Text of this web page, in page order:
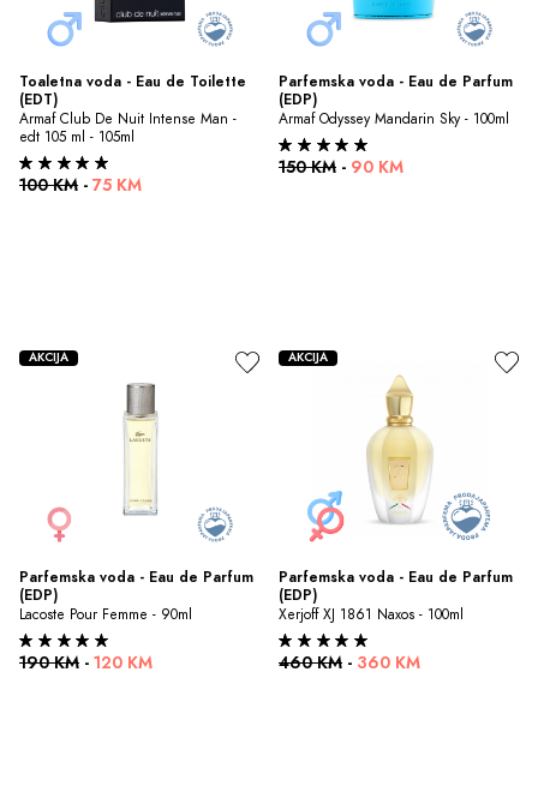
Toaletna voda - Eau de Toilette
(EDT)
Armaf Club De Nuit Intense Man -
edt 105 ml - 105ml
100 KM - 75 KM
Parfemska voda - Eau de Parfum
(EDP)
Armaf Odyssey Mandarin Sky - 100ml
150 KM - 90 KM
Parfemska voda - Eau de Parfum
(EDP)
Lacoste Pour Femme - 90ml
190 KM - 120 KM
AKCIJA
Parfemska voda - Eau de Parfum
(EDP)
Xerjoff XJ 1861 Naxos - 100ml
460 KM - 360 KM
AKCIJA